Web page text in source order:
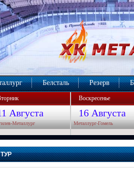
Белсталь Резерв
Воскресенье
Августа 16 Августа
Металлург Металлург-Гомель